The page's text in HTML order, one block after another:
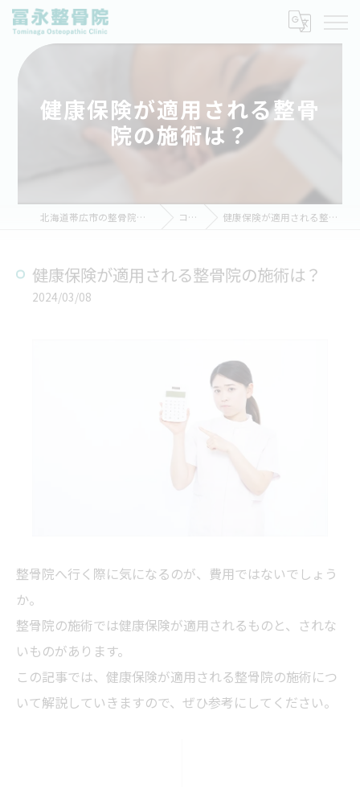
健康保険が適用される整骨
院の施術は？
北海道帯広市の整骨院なら冨永整骨院 コラム 健康保険が適用される整骨院の施術は？
健康保険が適用される整骨院の施術は？
2024/03/08
整骨院へ行く際に気になるのが、費用ではないでしょう
か。
整骨院の施術では健康保険が適用されるものと、されな
いものがあります。
この記事では、健康保険が適用される整骨院の施術につ
いて解説していきますので、ぜひ参考にしてください。